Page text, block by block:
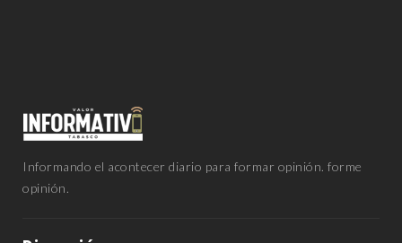
Informando el acontecer diario para formar opinión. forme
opinión.